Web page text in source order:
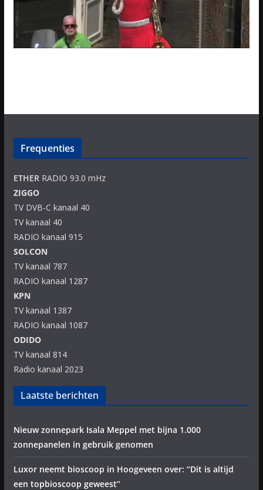
Frequenties
ETHERRADIO 93.0 mHz
ZIGGO
TV DVB-C kanaal 40
TV kanaal 40
RADIO kanaal 915
SOLCON
TV kanaal 787
RADIO kanaal 1287
KPN
TV kanaal 1387
RADIO kanaal 1087
ODIDO
TV kanaal 814
Radio kanaal 2023
Laatste berichten
Nieuw zonnepark Isala Meppel met bijna 1.000
zonnepanelen in gebruik genomen
Luxor neemt bioscoop in Hoogeveen over: “Dit is altijd
een topbioscoop geweest”